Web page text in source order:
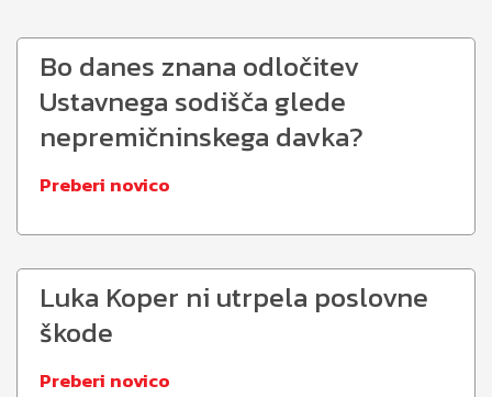
Bo danes znana odločitev
Ustavnega sodišča glede
nepremičninskega davka?
Preberi novico
Luka Koper ni utrpela poslovne
škode
Preberi novico